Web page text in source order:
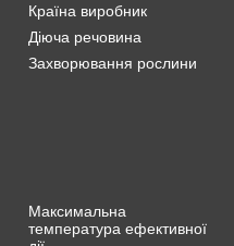
Країна виробник
Діюча речовина
Захворювання рослини
Максимальна
температура ефективної